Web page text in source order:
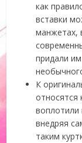
как
вставки
манжетах,
придали
К
относятся
воплотили
внедряя
таким